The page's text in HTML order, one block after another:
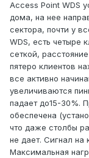
Access Point WDS
дома, на нее
сектора, почти у
WDS, есть четыре
сеткой,
пятеро клиентов
все активно
увеличиваются
падает до15-30%.
обеспечена
что даже столбы
не дает. Сигнал на
Максимальная